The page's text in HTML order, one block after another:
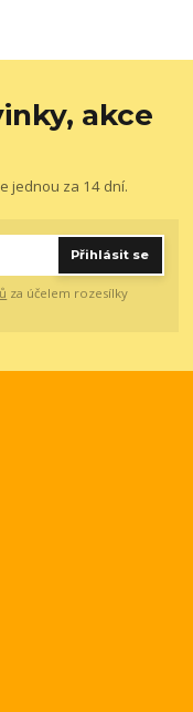
akce
jednou za 14 dní.
Přihlásit se
za účelem rozesílky